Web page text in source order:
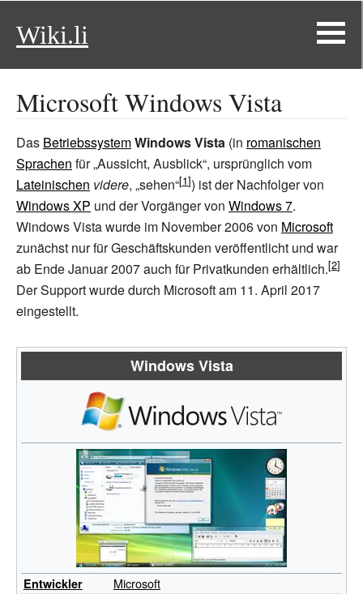
Wiki.li
Microsoft Windows Vista
Das BetriebssystemWindows Vista (in romanischen
Sprachen für „Aussicht, Ausblick“, ursprünglich vom
Lateinischen videre, „sehen“
) ist der Nachfolger von
Windows XP und der Vorgänger von Windows 7.
Windows Vista wurde im November 2006 von Microsoft
zunächst nur für Geschäftskunden veröffentlicht und war
ab Ende Januar 2007 auch für Privatkunden erhältlich.
Der Support wurde durch Microsoft am 11. April 2017
eingestellt.
Windows Vista
Entwickler Microsoft